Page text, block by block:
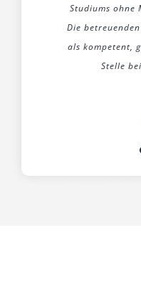
Studiums ohne
Die
als kompetent,
Stelle
bemüht. Der
abgehalten.
kommendes